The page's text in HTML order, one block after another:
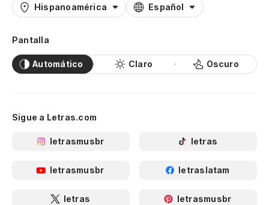
Hispanoamérica Español
Pantalla
Automático Claro Oscuro
Sigue a Letras.com
letrasmusbr letras
letrasmusbr letraslatam
letras letrasmusbr